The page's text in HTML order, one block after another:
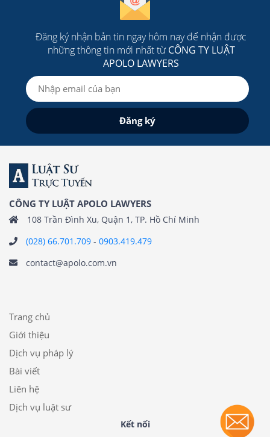
Đăng ký nhận bản tin ngay hôm nay để nhận được
những thông tin mới nhất từCÔNG TY LUẬT
APOLO LAWYERS
CÔNG TY LUẬT APOLO LAWYERS
108 Trần Đình Xu, Quận 1, TP. Hồ Chí Minh
(028) 66.701.709 - 0903.419.479
contact@apolo.com.vn
Trang chủ
Giới thiệu
Dịch vụ pháp lý
Bài viết
Liên hệ
Dịch vụ luật sư
Kết nối